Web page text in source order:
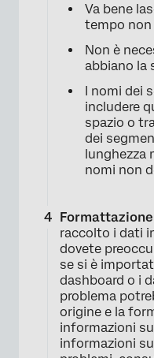
Va bene
tempo
Non è
abbiano la
I nomi dei
includere
spazio o
dei
lunghezza
nomi non
raccolto i dati
dovete
se si è
dashboard o i
problema
origine e la
informazioni
informazioni